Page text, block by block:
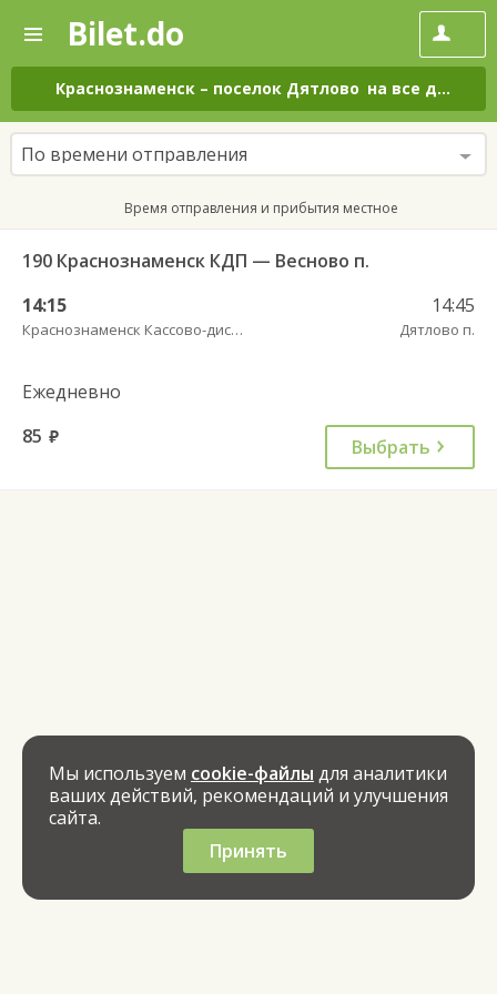
—
Поиск
и
покупка
билетов
на
автобус
онлайн
Bilet.do
Краснознаменск – поселок Дятлово на все дни
По времени отправления
Время отправления и прибытия местное
190 Краснознаменск КДП — Весново п.
14:15
Краснознаменск Кассово-диспетчерский пункт
14:45
Дятлово п.
Ежедневно
85 руб. Выбрать
Мы используем cookie-файлы для аналитики
ваших действий, рекомендаций и улучшения
сайта.
Принять